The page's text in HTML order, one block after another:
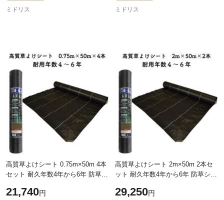
ミドリス ミドリス
高質草よけシート 0.75m×50m 4本
セット 耐久年数4年から6年 防草シ
草対策 農業資材 太陽光発電 庭
21,740円
高質草よけシート 2m×50m 2本セ
ット 耐久年数4年から6年 防草シー
対策 農業資材 太陽光発電 庭 マル
29,250円